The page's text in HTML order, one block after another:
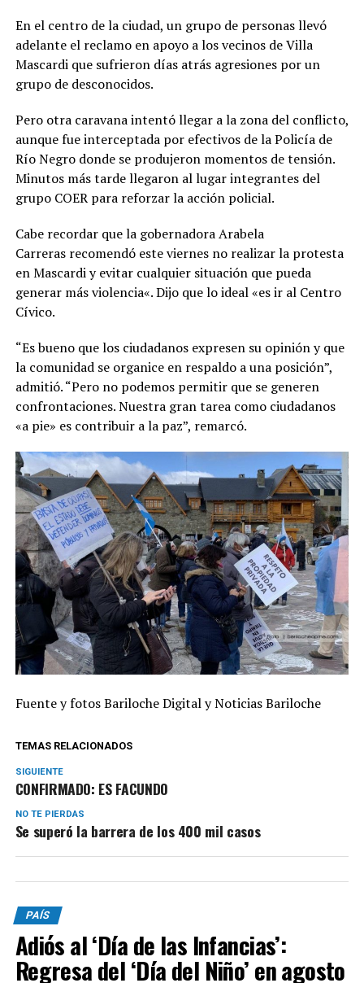
En el centro de la ciudad, un grupo de personas llevó
adelante el reclamo en apoyo a los vecinos de Villa
Mascardi que sufrieron días atrás agresiones por un
grupo de desconocidos.
Pero otra caravana intentó llegar a la zona del conflicto,
aunque fue interceptada por efectivos de la Policía de
Río Negro donde se produjeron momentos de tensión.
Minutos más tarde llegaron al lugar integrantes del
grupo COER para reforzar la acción policial.
Cabe recordar que la gobernadora Arabela
Carreras recomendó este viernes no realizar la protesta
en Mascardi y evitar cualquier situación que pueda
generar más violencia«. Dijo que lo ideal «es ir al Centro
Cívico.
“Es bueno que los ciudadanos expresen su opinión y que
la comunidad se organice en respaldo a una posición”,
admitió. “Pero no podemos permitir que se generen
confrontaciones. Nuestra gran tarea como ciudadanos
«a pie» es contribuir a la paz”, remarcó.
Fuente y fotos Bariloche Digital y Noticias Bariloche
TEMAS RELACIONADOS
SIGUIENTE
CONFIRMADO: ES FACUNDO
NO TE PIERDAS
Se superó la barrera de los 400 mil casos
PAÍS
Adiós al ‘Día de las Infancias’:
Regresa del ‘Día del Niño’ en agosto